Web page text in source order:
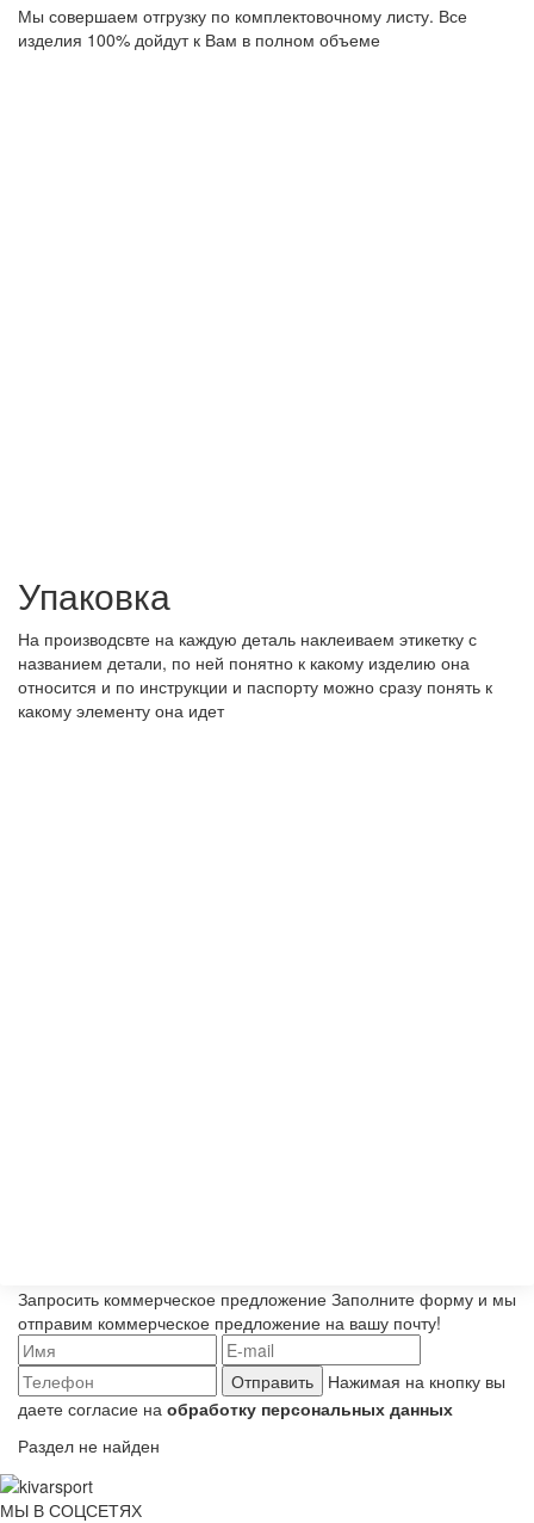
Мы совершаем отгрузку по комплектовочному листу. Все
изделия 100% дойдут к Вам в полном объеме
Упаковка
На производсвте на каждую деталь наклеиваем этикетку с
названием детали, по ней понятно к какому изделию она
относится и по инструкции и паспорту можно сразу понять к
какому элементу она идет
Запросить коммерческое предложение Заполните форму и мы
отправим коммерческое предложение на вашу почту!
Отправить
Нажимая на кнопку вы
даете согласие на обработку персональных данных
Раздел не найден
МЫ В СОЦСЕТЯХ